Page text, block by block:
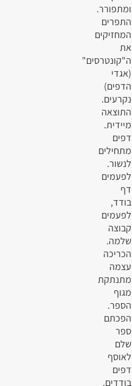
ומתפורר.
התפרים
המחזיקים
את
ה"קונטרסים"
(אגדי
הדפים)
נקרעים.
התוצאה
מיידית.
דפים
מתחילים
לנשור.
לפעמים
דף
בודד,
לפעמים
קבוצה
שלמה.
הכריכה
עצמה
מתנתקת
מגוף
הספר.
הפכתם
ספר
שלם
לאוסף
דפים
בודדים.